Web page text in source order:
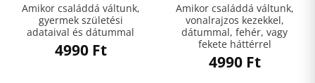
Amikor családdá váltunk,
gyermek születési
adataival és dátummal
4990 Ft
Amikor családdá váltunk,
vonalrajzos kezekkel,
dátummal, fehér, vagy
fekete háttérrel
4990 Ft